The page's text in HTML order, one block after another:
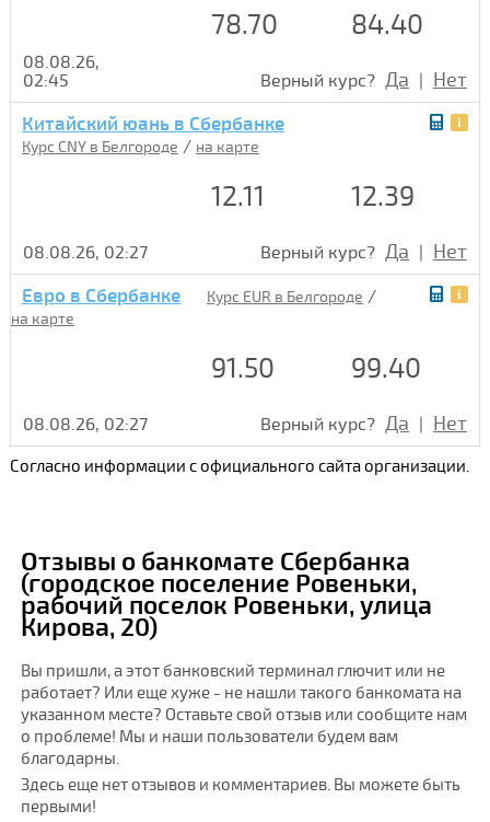
78.70 84.40
08.08.26,
02:45
Верный курс? Да | Нет
Китайский юань в Сбербанке
Курс CNY в Белгороде / на карте
12.11 12.39
08.08.26, 02:27 Верный курс? Да | Нет
Евро в Сбербанке Курс EUR в Белгороде /
на карте
91.50 99.40
08.08.26, 02:27 Верный курс? Да | Нет
Согласно информации с официального сайта организации.
Отзывы о банкомате Сбербанка
(городское поселение Ровеньки,
рабочий поселок Ровеньки, улица
Кирова, 20)
Вы пришли, а этот банковский терминал глючит или не
работает? Или еще хуже - не нашли такого банкомата на
указанном месте? Оставьте свой отзыв или сообщите нам
о проблеме! Мы и наши пользователи будем вам
благодарны.
Здесь еще нет отзывов и комментариев. Вы можете быть
первыми!